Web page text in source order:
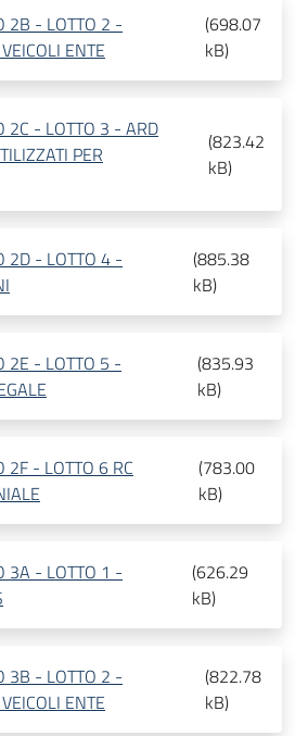
2B - LOTTO 2 -
ENTE
(698.07
kB)
2C - LOTTO 3 - ARD
PER
(823.42
kB)
2D - LOTTO 4 -
(885.38
kB)
2E - LOTTO 5 -
(835.93
kB)
2F - LOTTO 6 RC
(783.00
kB)
3A - LOTTO 1 -
(626.29
kB)
3B - LOTTO 2 -
ENTE
(822.78
kB)